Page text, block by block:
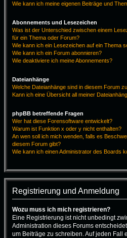
Wie kann ich meine eigenen Beiträge und
Abonnements und Lesezeichen
Was ist der Unterschied zwischen einem
für ein Thema oder Forum?
Wie kann ich ein Lesezeichen auf ein Thema
Wie kann ich ein Forum abonnieren?
Wie deaktiviere ich meine Abonnements?
Dateianhänge
Welche Dateianhänge sind in diesem Forum
Kann ich eine Übersicht all meiner
phpBB betreffende Fragen
Wer hat diese Forensoftware entwickelt?
Warum ist Funktion x oder y nicht enthalten?
An wen soll ich mich wenden, falls es
diesem Forum gibt?
Wie kann ich einen Administrator des Boards
Registrierung und Anmeldung
Wozu muss ich mich registrieren?
Eine Registrierung ist nicht unbedingt
Administration dieses Forums
um Beiträge zu schreiben. Auf jeden Fall